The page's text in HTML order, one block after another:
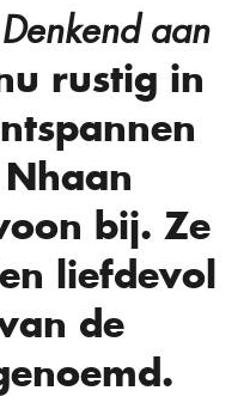
Denkend aan
rustig in
bij. Ze
liefdevol
de